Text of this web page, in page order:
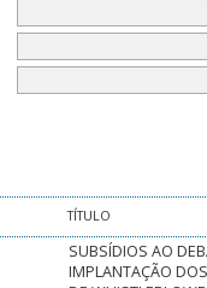
TÍTULO
SUBSÍDIOS AO
IMPLANTAÇÃO